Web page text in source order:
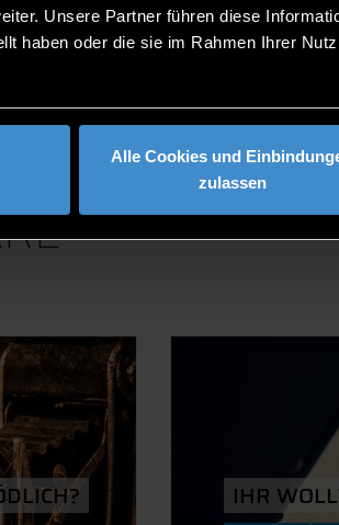
Unsere Partner führen diese
haben oder die sie im Rahmen Ihrer
Alle Cookies und
zulassen
OF LIFE
IHR